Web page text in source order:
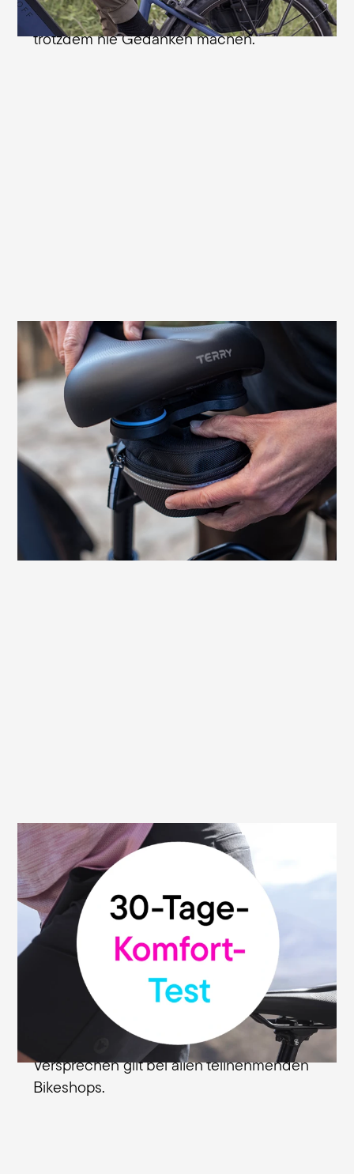
länger – über Sitzstress musst du dir
trotzdem nie Gedanken machen.
QuickClick®-Halterung für Satteltaschen
Der Terry Anatomica Flex Gel Men ist mit
einer Aufnahme für QuickClick®-
Satteltaschen ausgestattet. Aufschieben,
Einklicken – und die Satteltasche ist sicher
befestigt. Ein einfacher Druck auf den
Entriegelungsknopf reicht aus, und die
Tasche lässt sich bequem wieder
abnehmen.
30 Tage Geld-zurück-Garantie
Wir sind überzeugt von der hohen Qualität
und Funktionalität unserer Sättel. Deshalb
geben wir dir unsere Geld-zurück-
Garantie: Du kannst deinen Terry-Sattel
ohne Risiko testen und innerhalb von 30
Tagen ab Kaufdatum bei dem
Fachhändler zurückgeben, bei dem du
den Sattel erworben hast. Dieses
Versprechen gilt bei allen teilnehmenden
Bikeshops.